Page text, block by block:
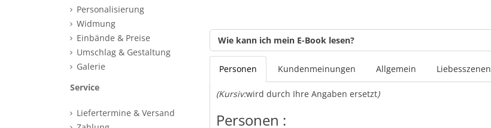
Personalisierung
Widmung
Einbände & Preise
Umschlag & Gestaltung
Galerie
Service
Liefertermine & Versand
Wie kann ich mein E-Book lesen?
Personen Kundenmeinungen Allgemein Liebesszenen
(Kursiv:wird durch Ihre Angaben ersetzt)
Personen :